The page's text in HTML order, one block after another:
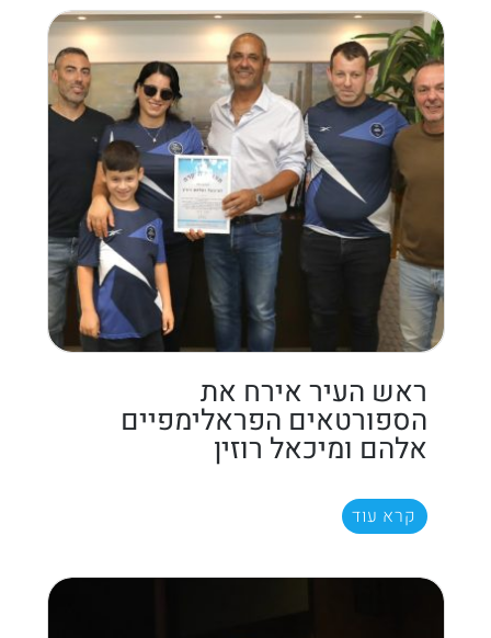
ראש העיר אירח את
הספורטאים הפראלימפיים
אלהם ומיכאל רוזין
קרא עוד